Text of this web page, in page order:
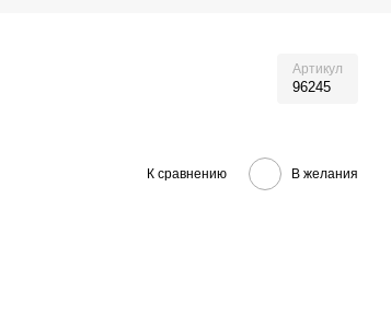
Артикул
96245
К сравнению В желания